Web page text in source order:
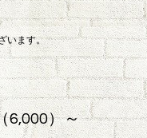
います。
6,000）～